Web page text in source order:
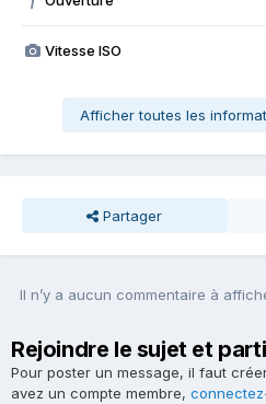
Vitesse ISO
Afficher toutes les
Partager
Il n’y a aucun commentaire à
Rejoindre le sujet et
Pour poster un message, il faut
avez un compte membre,